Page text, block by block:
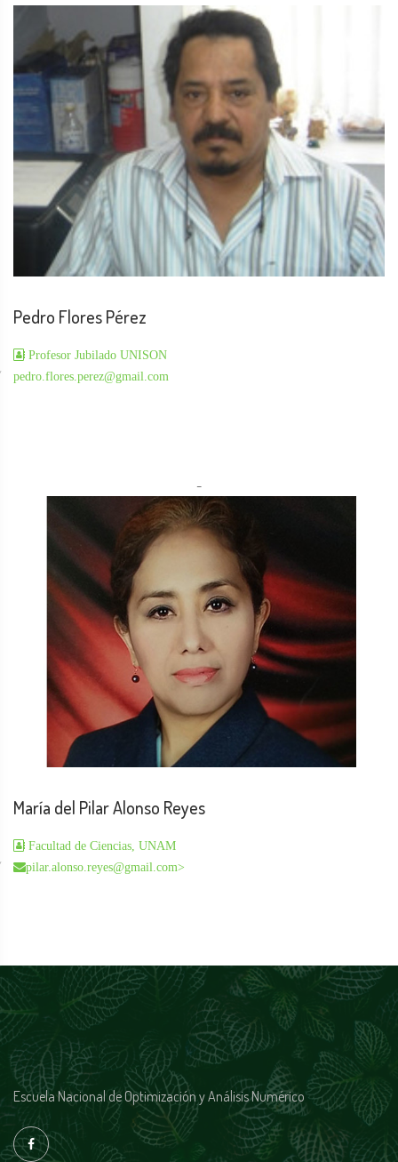
Pedro Flores Pérez
Profesor Jubilado UNISON
pedro.flores.perez@gmail.com
-
María del Pilar Alonso Reyes
Facultad de Ciencias, UNAM
pilar.alonso.reyes@gmail.com>
Escuela Nacional de Optimización y Análisis Numérico